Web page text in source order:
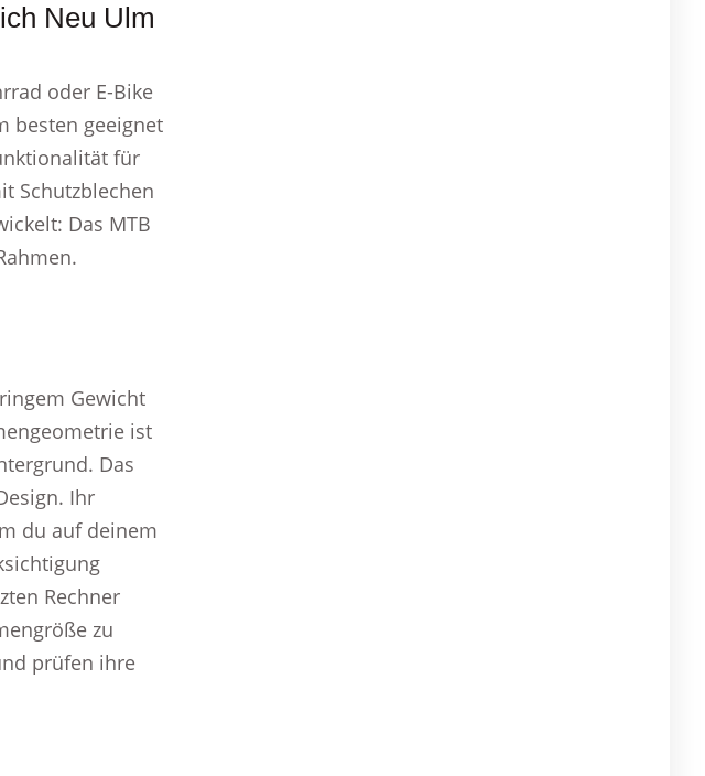
Neu Ulm
oder E-Bike
besten geeignet
für
Schutzblechen
Das MTB
Gewicht
ist
Das
Ihr
du auf deinem
Rechner
zu
prüfen ihre